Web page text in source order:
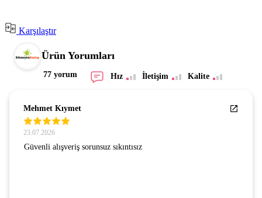
Karşılaştır
Ürün Yorumları
77 yorum Hız İletişim Kalite
Mehmet Kıymet
23.07.2026
Güvenli alışveriş sorunsuz sıkıntısız